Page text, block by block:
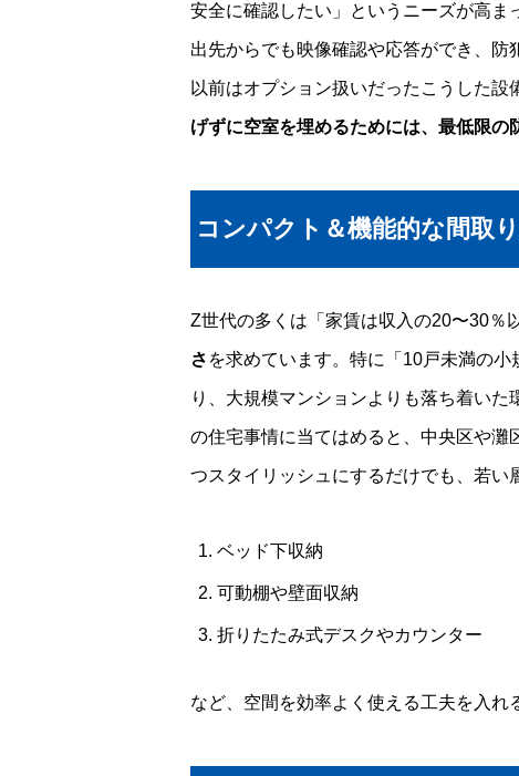
安全に確認したい」というニーズが高
出先からでも映像確認や応答ができ、防
以前はオプション扱いだったこうした設
げずに空室を埋めるためには、最低限の
コンパクト＆機能的な間取
Z世代の多くは「家賃は収入の20〜30％
さ を求めています。特に「10戸未満の
り、大規模マンションよりも落ち着い
の住宅事情に当てはめると、中央区や
つスタイリッシュにするだけでも、若い
ベッド下収納
可動棚や壁面収納
折りたたみ式デスクやカウンター
など、空間を効率よく使える工夫を入れ